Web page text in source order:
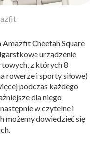
Amazfit Cheetah Square
urządzenie
z których 8
rowerze i sporty siłowe)
podczas każdego
dla niego
w czytelne i
możemy dowiedzieć się